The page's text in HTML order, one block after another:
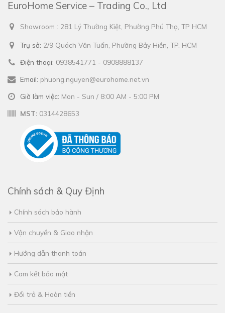
EuroHome Service – Trading Co., Ltd
Showroom : 281 Lý Thường Kiệt, Phường Phú Thọ, TP HCM
Trụ sở: 2/9 Quách Văn Tuấn, Phường Bảy Hiền, TP. HCM
Điện thoại: 0938541771 - 0908888137
Email: phuong.nguyen@eurohome.net.vn
Giờ làm việc: Mon - Sun / 8:00 AM - 5:00 PM
MST: 0314428653
Chính sách & Quy Định
Chính sách bảo hành
Vận chuyển & Giao nhận
Hướng dẫn thanh toán
Cam kết bảo mật
Đổi trả & Hoàn tiền